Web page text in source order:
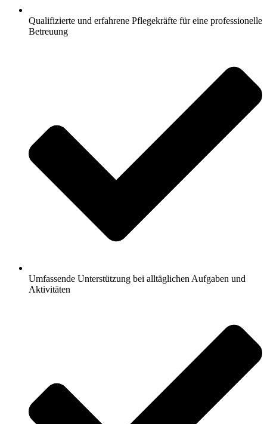
Qualifizierte und erfahrene Pflegekräfte für eine professionelle
Betreuung
Umfassende Unterstützung bei alltäglichen Aufgaben und
Aktivitäten